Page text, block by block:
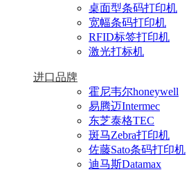
桌面型条码打印机
宽幅条码打印机
RFID标签打印机
激光打标机
进口品牌
霍尼韦尔honeywell
易腾迈Intermec
东芝泰格TEC
斑马Zebra打印机
佐藤Sato条码打印机
迪马斯Datamax